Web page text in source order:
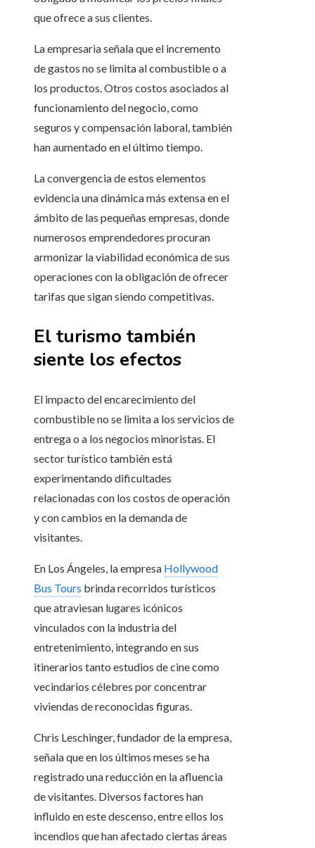
que ofrece a sus clientes.
La empresaria señala que el incremento
de gastos no se limita al combustible o a
los productos. Otros costos asociados al
funcionamiento del negocio, como
seguros y compensación laboral, también
han aumentado en el último tiempo.
La convergencia de estos elementos
evidencia una dinámica más extensa en el
ámbito de las pequeñas empresas, donde
numerosos emprendedores procuran
armonizar la viabilidad económica de sus
operaciones con la obligación de ofrecer
tarifas que sigan siendo competitivas.
El turismo también
siente los efectos
El impacto del encarecimiento del
combustible no se limita a los servicios de
entrega o a los negocios minoristas. El
sector turístico también está
experimentando dificultades
relacionadas con los costos de operación
y con cambios en la demanda de
visitantes.
En Los Ángeles, la empresa Hollywood
Bus Tours brinda recorridos turísticos
que atraviesan lugares icónicos
vinculados con la industria del
entretenimiento, integrando en sus
itinerarios tanto estudios de cine como
vecindarios célebres por concentrar
viviendas de reconocidas figuras.
Chris Leschinger, fundador de la empresa,
señala que en los últimos meses se ha
registrado una reducción en la afluencia
de visitantes. Diversos factores han
influido en este descenso, entre ellos los
incendios que han afectado ciertas áreas